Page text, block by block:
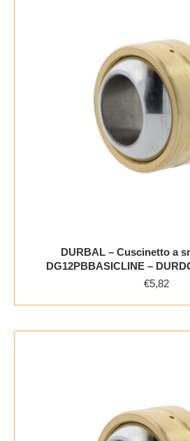
DURBAL – Cuscinetto a
DG12PBBASICLINE –
€5,82